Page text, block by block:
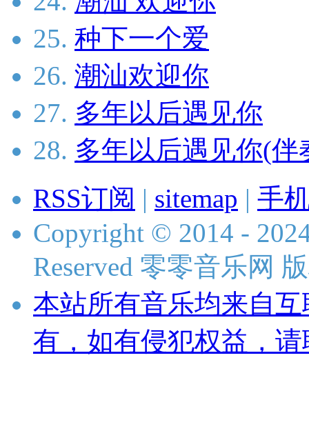
25. 种下一个爱
26. 潮汕欢迎你
27. 多年以后遇见你
28. 多年以后遇见你(伴
RSS订阅 | sitemap | 手
Copyright © 2014 -
Reserved 零零音乐网
本站所有音乐均来自
有，如有侵犯权益，